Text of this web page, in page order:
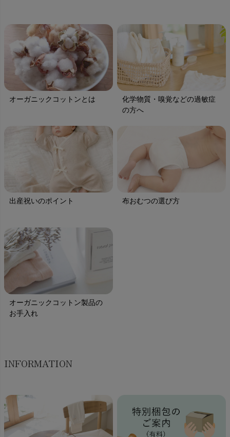
オーガニックコットンとは
化学物質・嗅覚などの過敏症
の方へ
出産祝いのポイント 布おむつの選び方
オーガニックコットン製品の
お手入れ
INFORMATION